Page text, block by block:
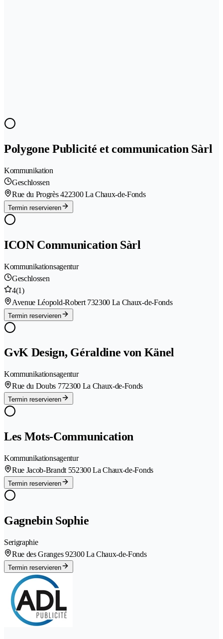
Polygone Publicité et communication Sàrl
Kommunikation
Geschlossen
Rue du Progrès 422300 La Chaux-de-Fonds
Termin reservieren
ICON Communication Sàrl
Kommunikationsagentur
Geschlossen
4(1)
Avenue Léopold-Robert 732300 La Chaux-de-Fonds
Termin reservieren
GvK Design, Géraldine von Känel
Kommunikationsagentur
Rue du Doubs 772300 La Chaux-de-Fonds
Termin reservieren
Les Mots-Communication
Kommunikationsagentur
Rue Jacob-Brandt 552300 La Chaux-de-Fonds
Termin reservieren
Gagnebin Sophie
Serigraphie
Rue des Granges 92300 La Chaux-de-Fonds
Termin reservieren